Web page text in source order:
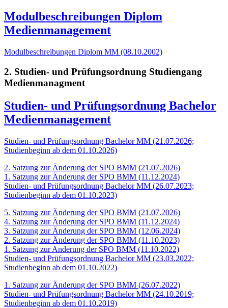
Modulbeschreibungen Diplom
Medienmanagement
Modulbeschreibungen Diplom MM (08.10.2002)
2. Studien- und Prüfungsordnung Studiengang
Medienmanagment
Studien- und Prüfungsordnung Bachelor
Medienmanagement
Studien- und Prüfungsordnung Bachelor MM (21.07.2026;
Studienbeginn ab dem 01.10.2026)
2. Satzung zur Änderung der SPO BMM (21.07.2026)
1. Satzung zur Änderung der SPO BMM (11.12.2024)
Studien- und Prüfungsordnung Bachelor MM (26.07.2023;
Studienbeginn ab dem 01.10.2023)
5. Satzung zur Änderung der SPO BMM (21.07.2026)
4. Satzung zur Änderung der SPO BMM (11.12.2024)
3. Satzung zur Änderung der SPO BMM (12.06.2024)
2. Satzung zur Änderung der SPO BMM (11.10.2023)
1. Satzung zur Anderung der SPO BMM (11.10.2022)
Studien- und Prüfungsordnung Bachelor MM (23.03.2022;
Studienbeginn ab dem 01.10.2022)
1. Satzung zur Änderung der SPO BMM (26.07.2022)
Studien- und Prüfungsordnung Bachelor MM (24.10.2019;
Studienbeginn ab dem 01.10.2019)